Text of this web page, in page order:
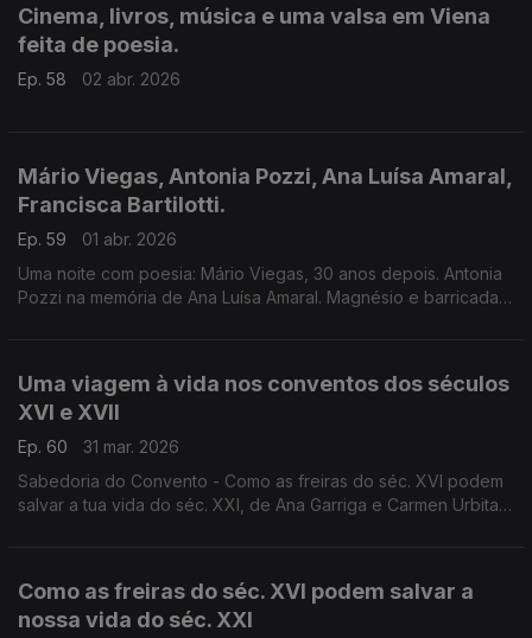
Cinema, livros, música e uma valsa em Viena
feita de poesia.
Ep. 58 02 abr. 2026
Mário Viegas, Antonia Pozzi, Ana Luísa Amaral,
Francisca Bartilotti.
Ep. 59
01 abr. 2026
Uma noite com poesia: Mário Viegas, 30 anos depois. Antonia
Pozzi na memória de Ana Luísa Amaral. Magnésio e barricadas,
Uma viagem à vida nos conventos dos séculos
XVI e XVII
Ep. 60
31 mar. 2026
Sabedoria do Convento - Como as freiras do séc. XVI podem
salvar a tua vida do séc. XXI, de Ana Garriga e Carmen Urbita,
Como as freiras do séc. XVI podem salvar a
nossa vida do séc. XXI